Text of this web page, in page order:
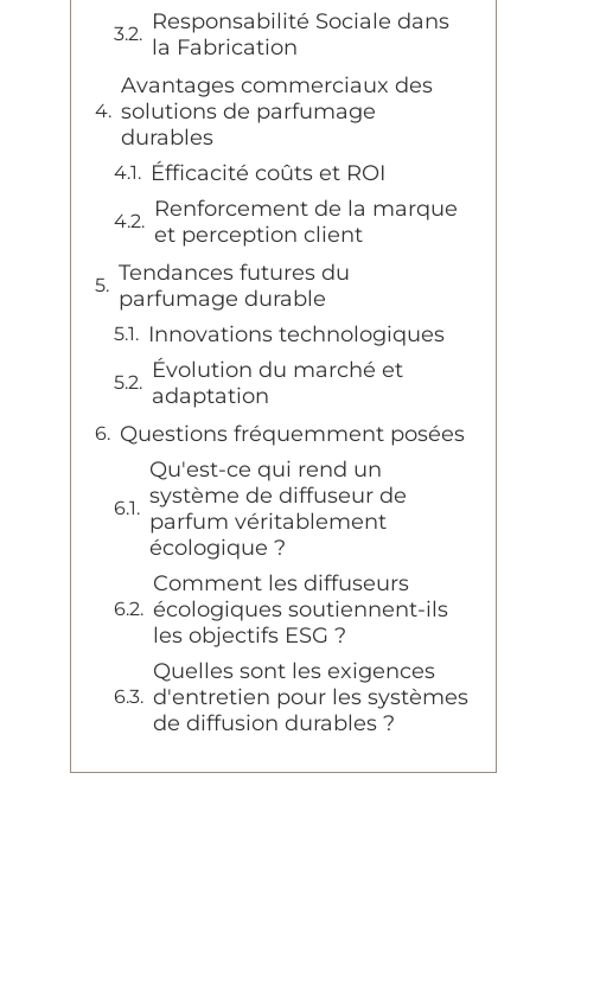
Responsabilité Sociale dans
la Fabrication
Avantages commerciaux des
solutions de parfumage
durables
Éfficacité coûts et ROI
Renforcement de la marque
et perception client
Tendances futures du
parfumage durable
Innovations technologiques
Évolution du marché et
adaptation
Questions fréquemment posées
Qu'est-ce qui rend un
système de diffuseur de
parfum véritablement
écologique ?
Comment les diffuseurs
écologiques soutiennent-ils
les objectifs ESG ?
Quelles sont les exigences
d'entretien pour les systèmes
de diffusion durables ?